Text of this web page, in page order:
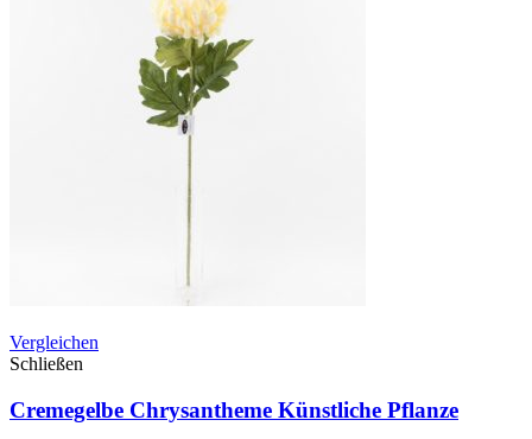
Vergleichen
Schließen
Cremegelbe Chrysantheme Künstliche Pflanze